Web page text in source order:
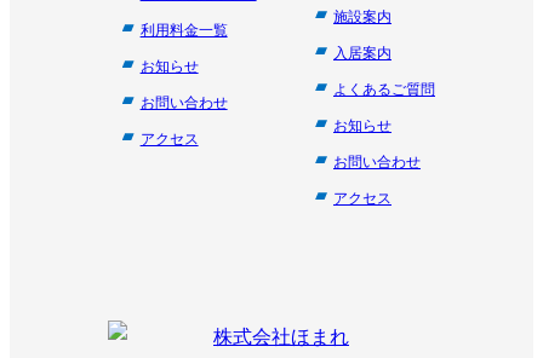
利用料金一覧
お知らせ
お問い合わせ
アクセス
施設案内
入居案内
よくあるご質問
お知らせ
お問い合わせ
アクセス